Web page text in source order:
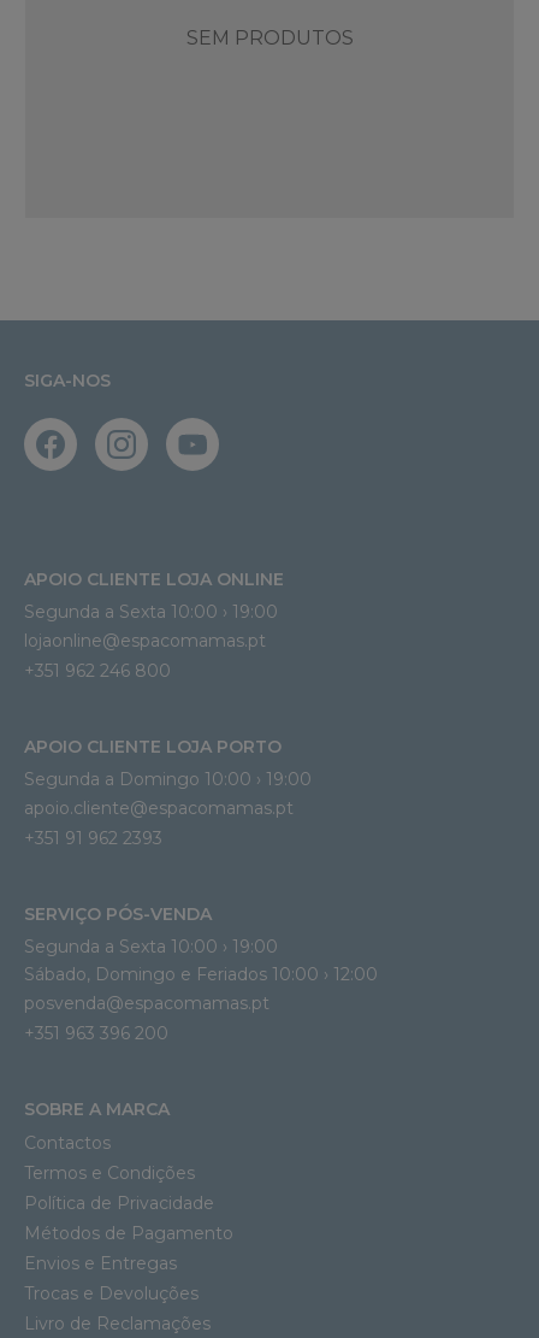
SEM PRODUTOS
SIGA-NOS
APOIO CLIENTE LOJA ONLINE
Segunda a Sexta 10:00 › 19:00
lojaonline@espacomamas.pt
+351 962 246 800
APOIO CLIENTE LOJA PORTO
Segunda a Domingo 10:00 › 19:00
apoio.cliente@espacomamas.pt
+351 91 962 2393
SERVIÇO PÓS-VENDA
Segunda a Sexta 10:00 › 19:00
Sábado, Domingo e Feriados 10:00 › 12:00
posvenda@espacomamas.pt
+351 963 396 200
SOBRE A MARCA
Contactos
Termos e Condições
Política de Privacidade
Métodos de Pagamento
Envios e Entregas
Trocas e Devoluções
Livro de Reclamações